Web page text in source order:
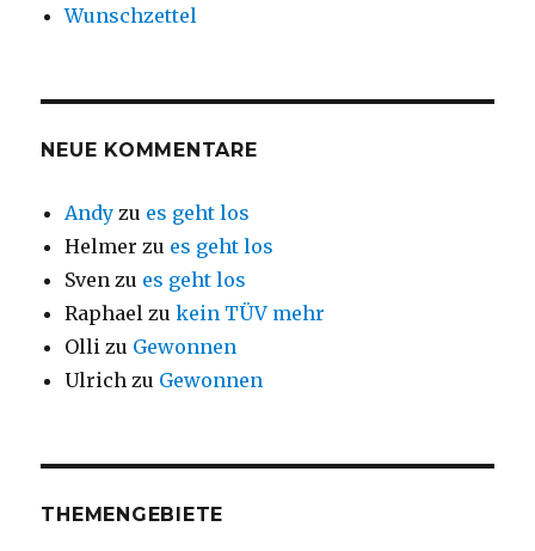
Wunschzettel
NEUE KOMMENTARE
Andy zu es geht los
Helmer zu es geht los
Sven zu es geht los
Raphael zukein TÜV mehr
Olli zu Gewonnen
Ulrich zu Gewonnen
THEMENGEBIETE